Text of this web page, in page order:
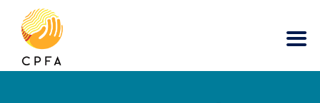
contenido